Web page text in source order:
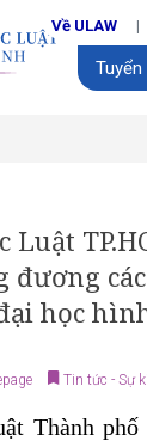
Về ULAW
Tuyển
đương
học
Tin tức - Sự
Thành